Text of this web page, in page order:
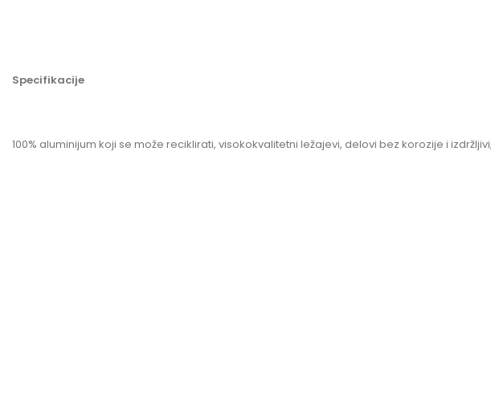
Specifikacije
100% aluminijum koji se može reciklirati, visokokvalitetni ležajevi, delovi bez korozije i